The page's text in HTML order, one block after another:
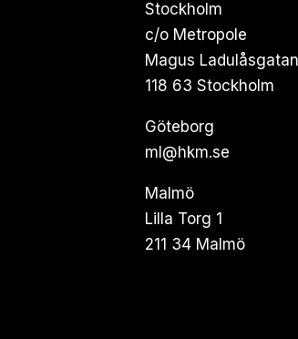
Stockholm
c/o Metropole
Magus
118 63 Stockholm
Göteborg
ml@hkm.se
Malmö
Lilla Torg 1
211 34 Malmö